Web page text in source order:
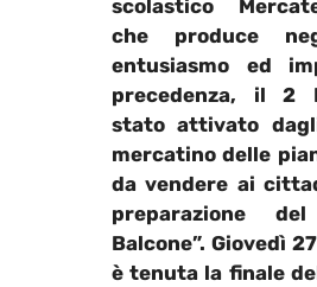
scolastico
che produce
entusiasmo ed
precedenza, il 2
stato attivato
mercatino delle
da vendere ai
preparazione
Balcone”. Giovedì
è tenuta la finale